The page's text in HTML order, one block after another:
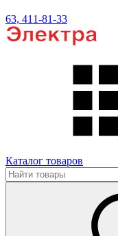
63, 411-81-33
Каталог товаров